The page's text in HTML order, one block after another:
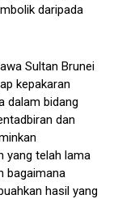
daripada
Sultan Brunei
kepakaran
dalam bidang
dan
yang telah lama
bagaimana
hasil yang